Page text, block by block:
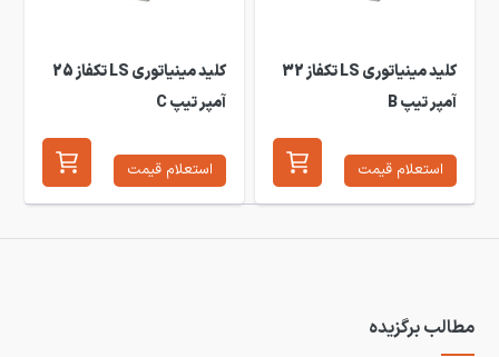
کلید مینیاتوری LS تکفاز 32
آمپر تیپ B
استعلام قیمت
کلید مینیاتوری LS تکفاز 25
آمپر تیپ C
استعلام قیمت
مطالب برگزیده